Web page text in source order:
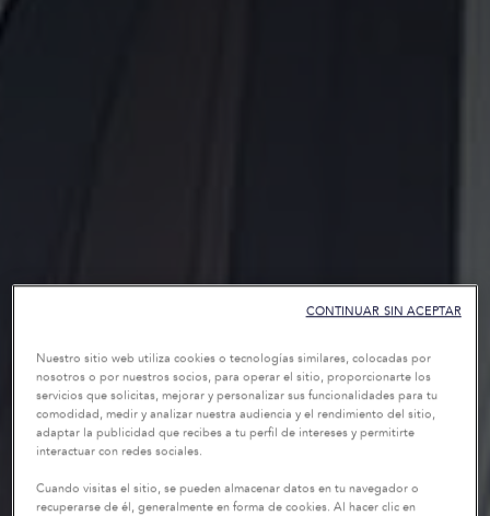
Nuestro sitio web utiliza cookies o tecnologías similares, colocadas por
nosotros o por nuestros socios, para operar el sitio, proporcionarte los
servicios que solicitas, mejorar y personalizar sus funcionalidades para tu
comodidad, medir y analizar nuestra audiencia y el rendimiento del sitio,
adaptar la publicidad que recibes a tu perfil de intereses y permitirte
interactuar con redes sociales.
Cuando visitas el sitio, se pueden almacenar datos en tu navegador o
recuperarse de él, generalmente en forma de cookies. Al hacer clic en
CONTINUAR SIN ACEPTAR